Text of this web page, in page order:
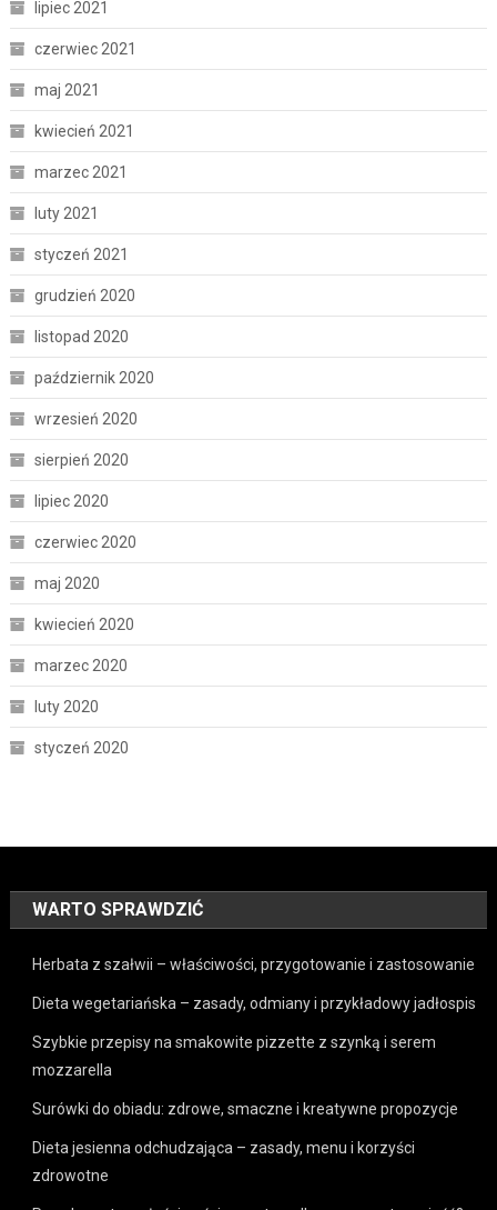
lipiec 2021
czerwiec 2021
maj 2021
kwiecień 2021
marzec 2021
luty 2021
styczeń 2021
grudzień 2020
listopad 2020
październik 2020
wrzesień 2020
sierpień 2020
lipiec 2020
czerwiec 2020
maj 2020
kwiecień 2020
marzec 2020
luty 2020
styczeń 2020
WARTO SPRAWDZIĆ
Herbata z szałwii – właściwości, przygotowanie i zastosowanie
Dieta wegetariańska – zasady, odmiany i przykładowy jadłospis
Szybkie przepisy na smakowite pizzette z szynką i serem
mozzarella
Surówki do obiadu: zdrowe, smaczne i kreatywne propozycje
Dieta jesienna odchudzająca – zasady, menu i korzyści
zdrowotne